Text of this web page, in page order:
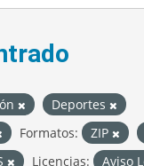
Deportes
Formatos: ZIP
Licencias: Aviso